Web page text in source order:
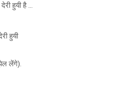
हुयी है …
हुयी
लेंगे).